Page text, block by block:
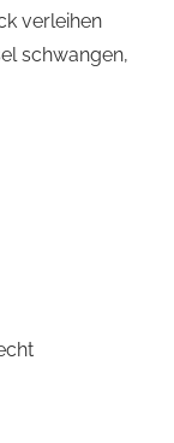
verleihen
schwangen,